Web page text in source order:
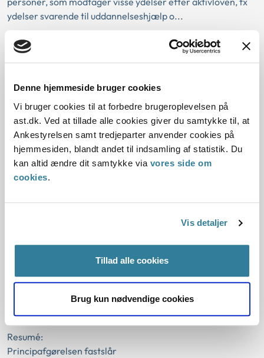
Denne hjemmeside bruger cookies
Vi bruger cookies til at forbedre brugeroplevelsen på
ast.dk. Ved at tillade alle cookies giver du samtykke til, at
Ankestyrelsen samt tredjeparter anvender cookies på
hjemmesiden, blandt andet til indsamling af statistik. Du
kan altid ændre dit samtykke via vores side om
cookies.
Vis detaljer
Tillad alle cookies
Brug kun nødvendige cookies
ydelser svarende til uddannelseshjælp o...
Ankestyrelsens principafgørelse 42-
15
01-01-2015
Sygebehandling m.v. Formue Tandbehandling
Pension
Kommunal
Lov om aktiv socialpolitik Gældende
Resumé:
Der kan ikke ydes hjælp til tandbehandling, hvis ansøger
selv kan betale for behandlingen for eksempel ved
Ved ansøgning om...
01-01-2014
Historisk Kommunal Rådighedsbeløb
Tandbehandling
Afdragsordning
Resumé:
Principafgørelsen fastslår